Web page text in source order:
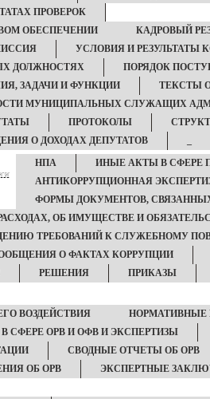
ПРОВЕРОК
ОБЕСПЕЧЕНИИ
КАДРОВЫЙ
УСЛОВИЯ И РЕЗУЛЬТАТЫ
ДОЛЖНОСТЯХ
ПОРЯДОК
ЗАДАЧИ И ФУНКЦИИ
ТЕКСТЫ
МУНИЦИПАЛЬНЫХ СЛУЖАЩИХ
ПРОТОКОЛЫ
О ДОХОДАХ ДЕПУТАТОВ
НПА
ИНЫЕ АКТЫ В СФЕРЕ
АНТИКОРРУПЦИОННАЯ
ФОРМЫ ДОКУМЕНТОВ,
ОБ ИМУЩЕСТВЕ И
ТРЕБОВАНИЙ К СЛУЖЕБНОМУ
О ФАКТАХ КОРРУПЦИИ
РЕШЕНИЯ ПРИКАЗЫ
ВОЗДЕЙСТВИЯ
НОРМАТИВНЫЕ
СФЕРЕ ОРВ И ОФВ И ЭКСПЕРТИЗЫ
СВОДНЫЕ ОТЧЕТЫ ОБ ОРВ
ОБ ОРВ
ЭКСПЕРТНЫЕ